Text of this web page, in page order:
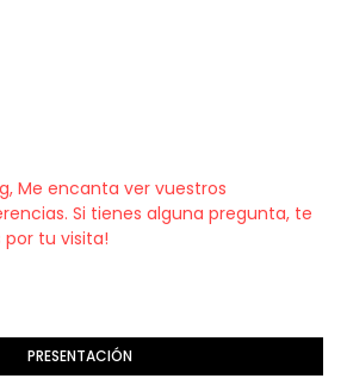
Me encanta ver vuestros
Si tienes alguna pregunta, te
tu visita!
PRESENTACIÓN